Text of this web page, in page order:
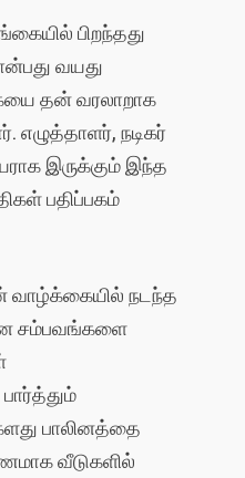
பிறந்தது
வயது
தன் வரலாறாக
எழுத்தாளர், நடிகர்
இருக்கும் இந்த
பதிப்பகம்
வாழ்க்கையில் நடந்த
சம்பவங்களை
பாலினத்தை
வீடுகளில்